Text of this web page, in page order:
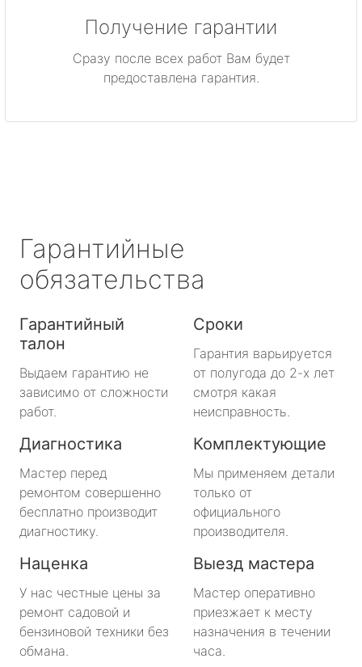
Получение гарантии
Сразу после всех работ Вам будет
предоставлена гарантия.
Гарантийные
обязательства
Гарантийный
талон
Выдаем гарантию не
зависимо от сложности
работ.
Сроки
Гарантия варьируется
от полугода до 2-х лет
смотря какая
неисправность.
Диагностика
Мастер перед
ремонтом совершенно
бесплатно производит
диагностику.
Комплектующие
Мы применяем детали
только от
официального
производителя.
Наценка
У нас честные цены за
ремонт садовой и
бензиновой техники без
обмана.
Выезд мастера
Мастер оперативно
приезжает к месту
назначения в течении
часа.